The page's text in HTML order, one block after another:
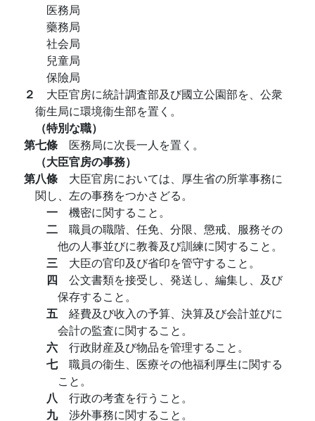
医務局
藥務局
社会局
兒童局
保險局
２ 大臣官房に統計調査部及び國立公園部を、公衆
衞生局に環境衞生部を置く。
（特別な職）
第七條 医務局に次長一人を置く。
（大臣官房の事務）
第八條 大臣官房においては、厚生省の所掌事務に
関し、左の事務をつかさどる。
一 機密に関すること。
二 職員の職階、任免、分限、懲戒、服務その
他の人事並びに教養及び訓練に関すること。
三 大臣の官印及び省印を管守すること。
四 公文書類を接受し、発送し、編集し、及び
保存すること。
五 経費及び收入の予算、決算及び会計並びに
会計の監査に関すること。
六 行政財産及び物品を管理すること。
七 職員の衞生、医療その他福利厚生に関する
こと。
八 行政の考査を行うこと。
九 渉外事務に関すること。